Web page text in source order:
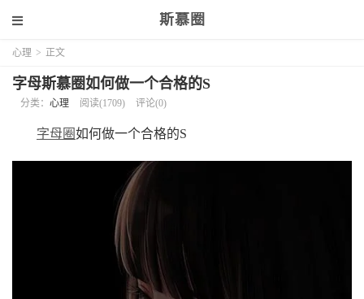
斯慕圈
心理 > 正文
字母斯慕圈如何做一个合格的S
分类： 心理 阅读(1709) 评论(0)
字母圈如何做一个合格的S